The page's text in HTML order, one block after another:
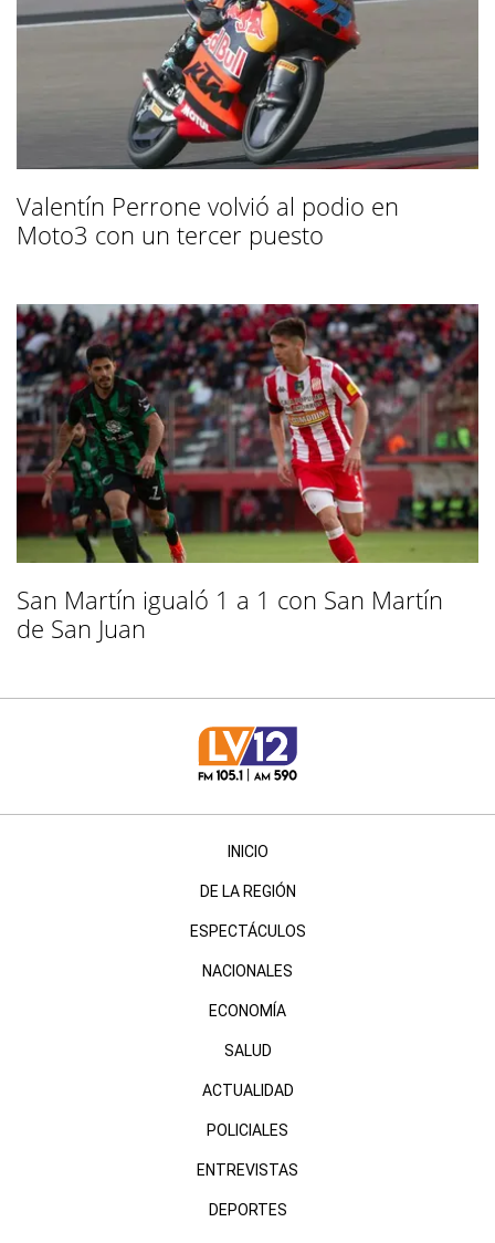
Valentín Perrone volvió al podio en
Moto3 con un tercer puesto
San Martín igualó 1 a 1 con San Martín
de San Juan
INICIO
DE LA REGIÓN
ESPECTÁCULOS
NACIONALES
ECONOMÍA
SALUD
ACTUALIDAD
POLICIALES
ENTREVISTAS
DEPORTES